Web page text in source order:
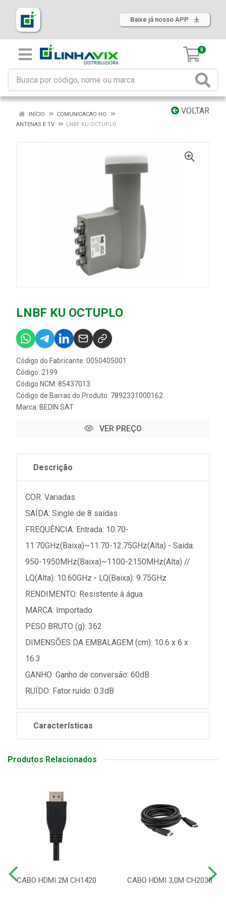
Baixe já nosso APP
0
VOLTAR
INÍCIO
COMUNICACAO HO
ANTENAS E TV
LNBF KU OCTUPLO
LNBF KU OCTUPLO
Código do Fabricante: 0050405001
Código: 2199
Código NCM: 85437013
Código de Barras do Produto: 7892331000162
Marca: BEDIN SAT
VER PREÇO
Descrição
COR: Variadas
SAÍDA: Single de 8 saídas
FREQUÊNCIA: Entrada: 10.70-
11.70GHz(Baixa)~11.70-12.75GHz(Alta) - Saída:
950-1950MHz(Baixa)~1100-2150MHz(Alta) //
LQ(Alta): 10.60GHz - LQ(Baixa): 9.75GHz
RENDIMENTO: Resistente à água
MARCA: Importado
PESO BRUTO (g): 362
DIMENSÕES DA EMBALAGEM (cm): 10.6 x 6 x
16.3
GANHO: Ganho de conversão: 60dB
RUÍDO: Fator ruído: 0.3dB
Características
Produtos Relacionados
CABO HDMI 2M CH1420 CABO HDMI 3,0M CH2030